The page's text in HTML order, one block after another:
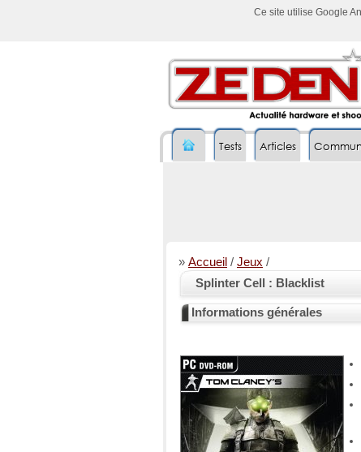
Ce site utilise Google
Tests Articles
» Accueil / Jeux /
Splinter Cell : Blacklist
Informations générales